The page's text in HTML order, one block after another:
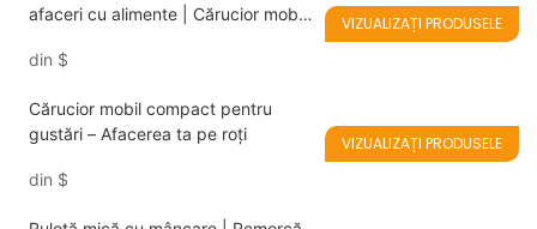
afaceri cu alimente | Cărucior mobil
din $
VIZUALIZAȚI PRODUSELE
Cărucior mobil compact pentru
gustări – Afacerea ta pe roți
din $
VIZUALIZAȚI PRODUSELE